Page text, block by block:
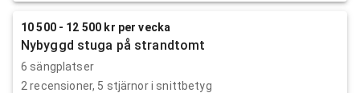
10 500 - 12 500 kr per vecka
Nybyggd stuga på strandtomt
6 sängplatser
2 recensioner, 5 stjärnor i snittbetyg